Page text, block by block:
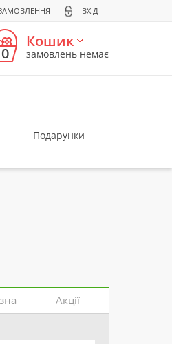
ВХІД
0
Кошик
замовлень немає
Подарунки
Акції